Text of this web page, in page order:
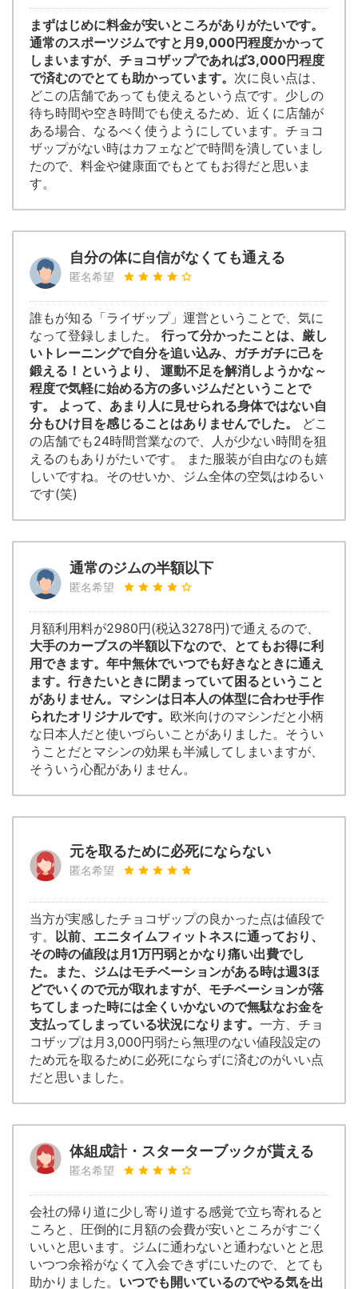
まずはじめに料金が安いところがありがたいです。
通常のスポーツジムですと月9,000円程度かかって
しまいますが、チョコザップであれば3,000円程度
で済むのでとても助かっています。 次に良い点は、
どこの店舗であっても使えるという点です。少しの
待ち時間や空き時間でも使えるため、近くに店舗が
ある場合、なるべく使うようにしています。チョコ
ザップがない時はカフェなどで時間を潰していまし
たので、料金や健康面でもとてもお得だと思いま
す。
自分の体に自信がなくても通える
匿名希望
誰もが知る「ライザップ」運営ということで、気に
なって登録しました。 行って分かったことは、厳し
いトレーニングで自分を追い込み、ガチガチに己を
鍛える！というより、 運動不足を解消しようかな～
程度で気軽に始める方の多いジムだということで
す。 よって、あまり人に見せられる身体ではない自
分もひけ目を感じることはありませんでした。
どこ
の店舗でも24時間営業なので、人が少ない時間を狙
えるのもありがたいです。 また服装が自由なのも嬉
しいですね。そのせいか、ジム全体の空気はゆるい
です(笑)
通常のジムの半額以下
匿名希望
月額利用料が2980円(税込3278円)で通えるので、
大手のカーブスの半額以下なので、とてもお得に利
用できます。年中無休でいつでも好きなときに通え
ます。行きたいときに閉まっていて困るということ
がありません。マシンは日本人の体型に合わせ手作
られたオリジナルです。 欧米向けのマシンだと小柄
な日本人だと使いづらいことがありました。そうい
うことだとマシンの効果も半減してしまいますが、
そういう心配がありません。
元を取るために必死にならない
匿名希望
当方が実感したチョコザップの良かった点は値段で
す。 以前、エニタイムフィットネスに通っており、
その時の値段は月1万円弱とかなり痛い出費でし
た。また、ジムはモチベーションがある時は週3ほ
どでいくので元が取れますが、モチベーションが落
ちてしまった時には全くいかないので無駄なお金を
支払ってしまっている状況になります。 一方、チョ
コザップは月3,000円弱たら無理のない値段設定の
ため元を取るために必死にならずに済むのがいい点
だと思いました。
体組成計・スターターブックが貰える
匿名希望
会社の帰り道に少し寄り道する感覚で立ち寄れると
ころと、圧倒的に月額の会費が安いところがすごく
いいと思います。ジムに通わないと通わないとと思
いつつ余裕がなくて入会できずにいたので、とても
助かりました。 いつでも開いているのでやる気を出